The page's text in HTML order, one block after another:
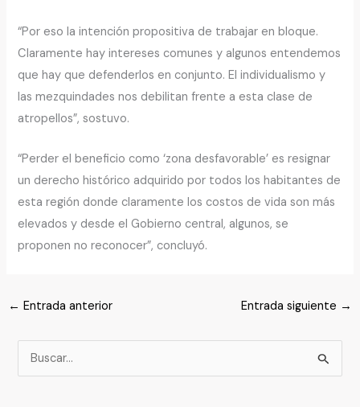
“Por eso la intención propositiva de trabajar en bloque.
Claramente hay intereses comunes y algunos entendemos
que hay que defenderlos en conjunto. El individualismo y
las mezquindades nos debilitan frente a esta clase de
atropellos”, sostuvo.
“Perder el beneficio como ‘zona desfavorable’ es resignar
un derecho histórico adquirido por todos los habitantes de
esta región donde claramente los costos de vida son más
elevados y desde el Gobierno central, algunos, se
proponen no reconocer”, concluyó.
← Entrada anterior Entrada siguiente →
u